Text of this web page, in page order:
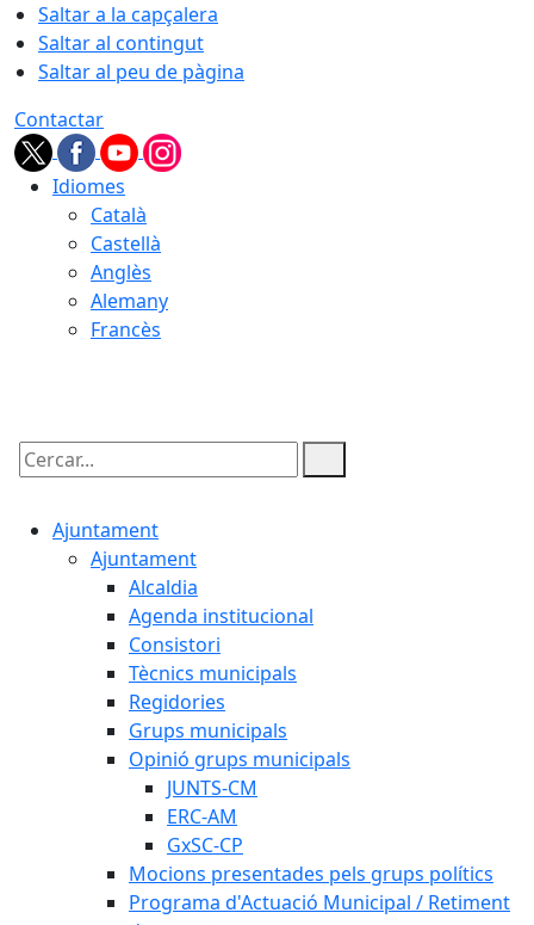
Saltar a la capçalera
Saltar al contingut
Saltar al peu de pàgina
Contactar
Idiomes
Català
Castellà
Anglès
Alemany
Francès
Cercar:
Ajuntament
Ajuntament
Alcaldia
Agenda institucional
Consistori
Tècnics municipals
Regidories
Grups municipals
Opinió grups municipals
JUNTS-CM
ERC-AM
GxSC-CP
Mocions presentades pels grups polítics
Programa d'Actuació Municipal / Retiment